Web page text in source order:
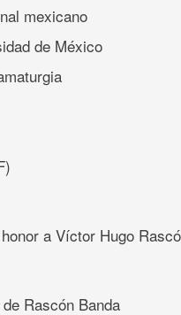
mexicano
de México
a Víctor Hugo
Rascón Banda